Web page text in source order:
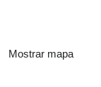
Mostrar mapa